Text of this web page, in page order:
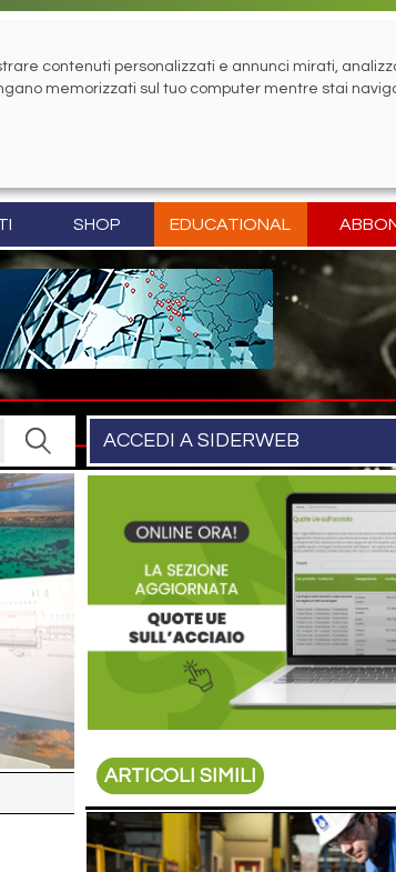
SHOP EDUCATIONAL
ACCEDI A SIDERWEB
ARTICOLI SIMILI
contenuti personalizzati e annunci mirati,
memorizzati sul tuo computer mentre stai